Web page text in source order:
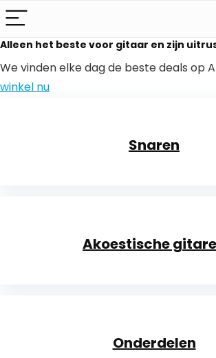
Alleen het beste voor gitaar en zijn
We vinden elke dag de beste deals op
winkel nu
Snaren
Akoestische
Onderdelen